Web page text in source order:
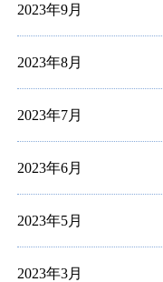
2023年9月
2023年8月
2023年7月
2023年6月
2023年5月
2023年3月